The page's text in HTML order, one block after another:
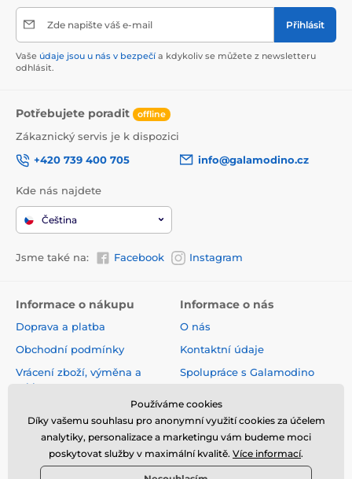
Zde napište váš e-mail Přihlásit
Vaše údaje jsou u nás v bezpečí a kdykoliv se můžete z newsletteru
odhlásit.
Potřebujete poradit offline
Zákaznický servis je k dispozici
+420 739 400 705
info@galamodino.cz
Kde nás najdete
Čeština
Jsme také na: Facebook Instagram
Informace o nákupu
Doprava a platba
Obchodní podmínky
Vrácení zboží, výměna a
reklamace
Online vrácení a reklamace
Sledování zásilky
Nejčastější dotazy
Informace o nás
O nás
Kontaktní údaje
Spolupráce s Galamodino
údajů
Používáme cookies
Díky vašemu souhlasu pro anonymní využití cookies za účelem
analytiky, personalizace a marketingu vám budeme moci
poskytovat služby v maximální kvalitě. Více informací.